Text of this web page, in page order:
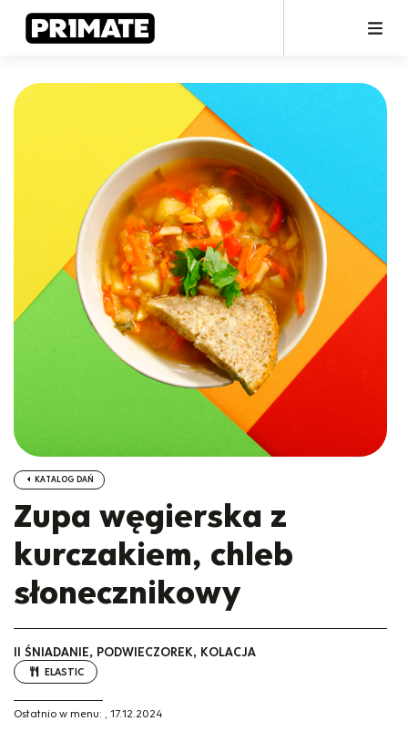
KATALOG DAŃ
Zupa węgierska z
kurczakiem, chleb
słonecznikowy
II ŚNIADANIE, PODWIECZOREK, KOLACJA
ELASTIC
Ostatnio w menu: , 17.12.2024